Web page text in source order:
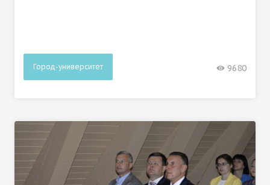
Город-университет 9680